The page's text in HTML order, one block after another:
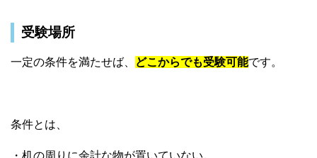
受験場所
一定の条件を満たせば、 どこからでも受験可能です。
条件とは、
・机の周りに余計な物が置いていない。